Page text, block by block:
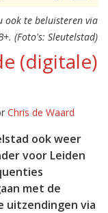
ook te beluisteren via
(Foto's: Sleutelstad)
(digitale)
Chris de Waard
ook weer
voor Leiden
met de
uitzendingen via